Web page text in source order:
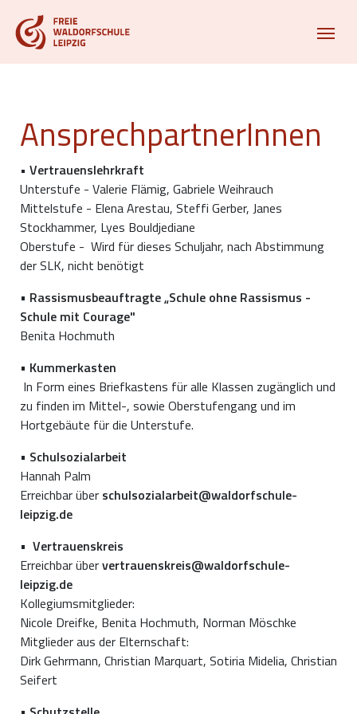
AnsprechpartnerInnen
• Vertrauenslehrkraft
Unterstufe - Valerie Flämig, Gabriele Weihrauch
Mittelstufe - Elena Arestau, Steffi Gerber, Janes
Stockhammer, Lyes Bouldjediane
Oberstufe - Wird für dieses Schuljahr, nach Abstimmung
der SLK, nicht benötigt
• Rassismusbeauftragte „Schule ohne Rassismus -
Schule mit Courage"
Benita Hochmuth
• Kummerkasten
In Form eines Briefkastens für alle Klassen zugänglich und
zu finden im Mittel-, sowie Oberstufengang und im
Hortgebäute für die Unterstufe.
• Schulsozialarbeit
Hannah Palm
Erreichbar über schulsozialarbeit@waldorfschule-
leipzig.de
• Vertrauenskreis
Erreichbar übervertrauenskreis@waldorfschule-
leipzig.de
Kollegiumsmitglieder:
Nicole Dreifke, Benita Hochmuth, Norman Möschke
Mitglieder aus der Elternschaft:
Dirk Gehrmann, Christian Marquart, Sotiria Midelia, Christian
Seifert